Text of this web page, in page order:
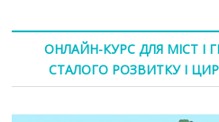
ОНЛАЙН-КУРС ДЛЯ МІСТ І
СТАЛОГО РОЗВИТКУ І